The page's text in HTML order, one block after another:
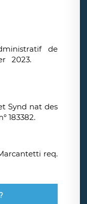
de
2023.
Synd nat des
183382.
req.